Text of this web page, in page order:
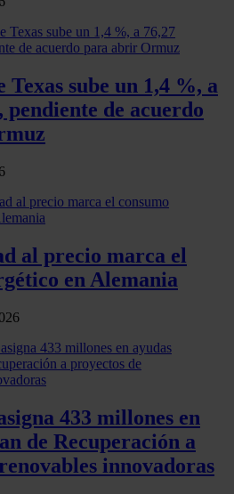
que haga del sitio web con
sociales, publicidad y análisis
con otra información
hecho de sus servicios.
Texas sube un 1,4 %, a
pendiente de acuerdo
al precio marca el
en Alemania
433 millones en
de Recuperación a
innovadoras